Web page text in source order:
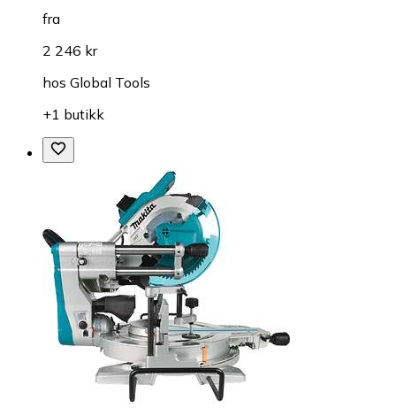
fra
2 246 kr
hos Global Tools
+1 butikk